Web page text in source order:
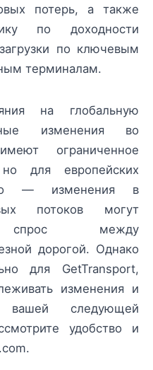
потерь, а также
по доходности
по ключевым
терминалам.
на глобальную
изменения во
ограниченное
для европейских
— изменения в
потоков могут
спрос между
дорогой. Однако
для GetTransport,
изменения и
вашей следующей
удобство и